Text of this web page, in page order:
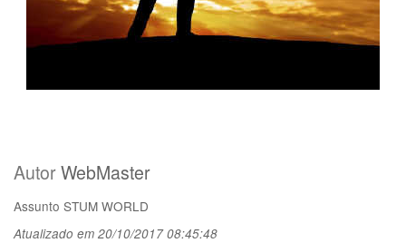
AutorWebMaster
Assunto STUM WORLD
Atualizado em 20/10/2017 08:45:48